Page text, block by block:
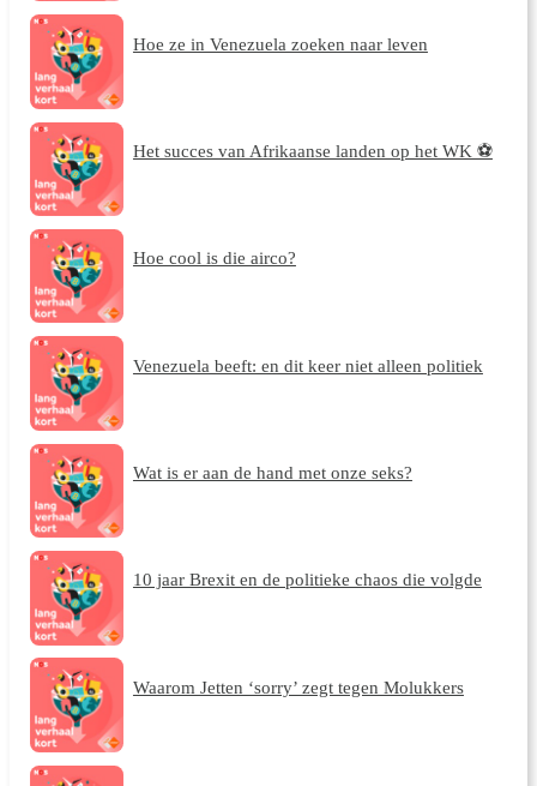
Hoe ze in Venezuela zoeken naar leven
Het succes van Afrikaanse landen op het WK ⚽
Hoe cool is die airco?
Venezuela beeft: en dit keer niet alleen politiek
Wat is er aan de hand met onze seks?
10 jaar Brexit en de politieke chaos die volgde
Waarom Jetten ‘sorry’ zegt tegen Molukkers